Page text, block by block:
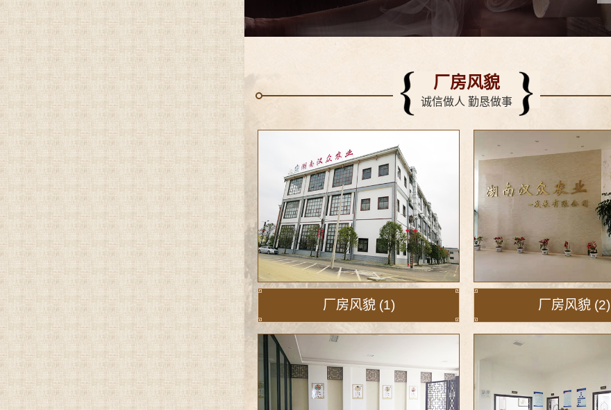
厂房风貌
诚信做人 勤恳做事
厂房风貌 (1) 厂房风貌 (2)